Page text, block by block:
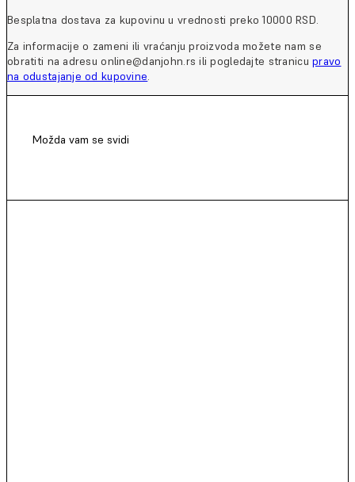
Besplatna dostava za kupovinu u vrednosti preko 10000 RSD.
Za informacije o zameni ili vraćanju proizvoda možete nam se
obratiti na adresu online@danjohn.rs ili pogledajte stranicupravo
na odustajanje od kupovine.
Možda vam se svidi